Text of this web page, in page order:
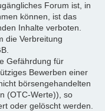
Forum ist, in
können, ist das
Inhalte verboten.
die Verbreitung
Gefährdung für
Bewerben einer
börsengehandelten
(OTC-Werte)), so
oder gelöscht werden.